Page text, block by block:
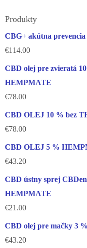
Produkty
CBG+ akútna
€114.00
CBD olej pre zvieratá
HEMPMATE
€78.00
CBD OLEJ 10 % bez
€78.00
CBD OLEJ 5 %
€43.20
CBD ústny sprej
HEMPMATE
€21.00
CBD olej pre mačky 3
€43.20